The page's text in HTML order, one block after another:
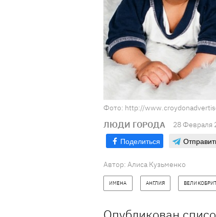
Фото: http://
ЛЮДИ ГОРОДА 28 Февраля
Поделиться
Автор: Алиса Кузьменко
ИМЕНА АНГЛИЯ